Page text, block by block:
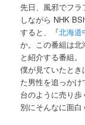
先日、風邪でフラ
しながら NHK
すると、『北海道
か。この番組は北
と紹介する番組。
僕が見ていたとき
た男性を追っか
台のように売り歩
別にそんなに面白